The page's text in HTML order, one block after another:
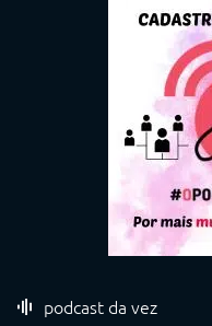
podcast da vez